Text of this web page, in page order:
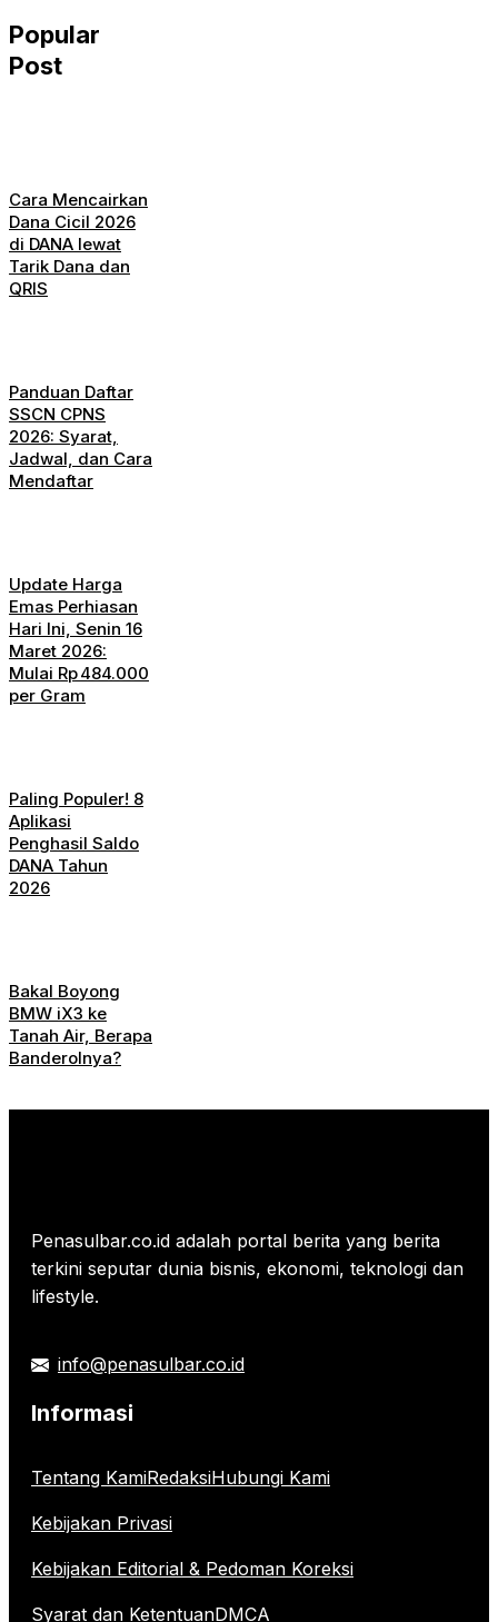
Popular
Post
Cara Mencairkan
Dana Cicil 2026
di DANA lewat
Tarik Dana dan
QRIS
Panduan Daftar
SSCN CPNS
2026: Syarat,
Jadwal, dan Cara
Mendaftar
Update Harga
Emas Perhiasan
Hari Ini, Senin 16
Maret 2026:
Mulai Rp 484.000
per Gram
Paling Populer! 8
Aplikasi
Penghasil Saldo
DANA Tahun
2026
Bakal Boyong
BMW iX3 ke
Tanah Air, Berapa
Banderolnya?
Penasulbar.co.id adalah portal berita yang berita
terkini seputar dunia bisnis, ekonomi, teknologi dan
lifestyle.
info@penasulbar.co.id
Informasi
Tentang KamiRedaksiHubungi Kami
Kebijakan Privasi
Kebijakan Editorial & Pedoman Koreksi
Syarat dan KetentuanDMCA